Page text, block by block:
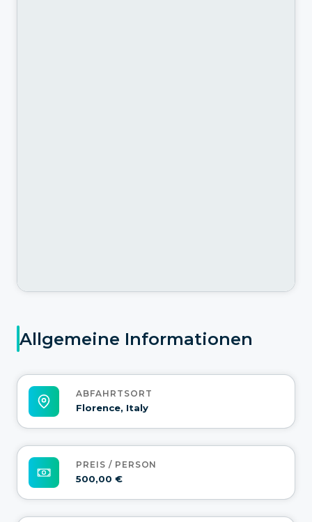
Allgemeine Informationen
ABFAHRTSORT
Florence, Italy
PREIS / PERSON
500,00 €